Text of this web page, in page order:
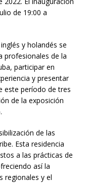
de 19:00 a
y holandés se
profesionales de la
participar en
y presentar
este período de tres
de la exposición
de las
Esta residencia
a las prácticas de
así la
regionales y el